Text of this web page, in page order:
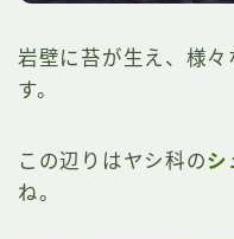
岩壁に苔が生え、様々
す。
この辺りはヤシ科のシ
ね。